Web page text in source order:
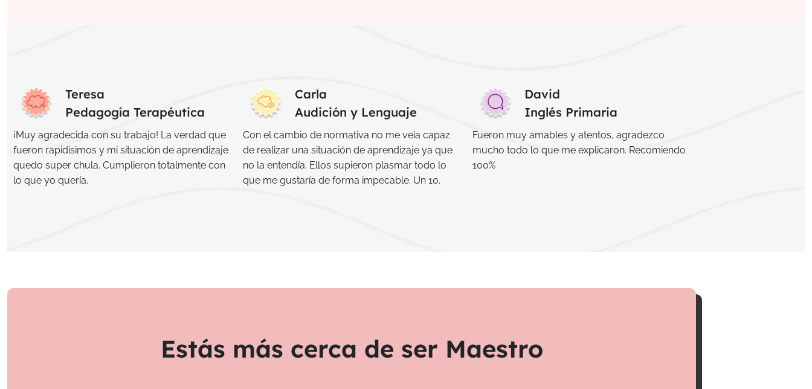
Teresa
Pedagogía Terapéutica
¡Muy agradecida con su trabajo! La verdad que
fueron rapidisimos y mi situación de aprendizaje
quedo super chula. Cumplieron totalmente con
lo que yo quería.
Carla
Audición y Lenguaje
Con el cambio de normativa no me veía capaz
de realizar una situación de aprendizaje ya que
no la entendía. Ellos supieron plasmar todo lo
que me gustaría de forma impecable. Un 10.
David
Inglés Primaria
Fueron muy amables y atentos, agradezco
mucho todo lo que me explicaron. Recomiendo
100%
Estás más cerca de ser Maestro